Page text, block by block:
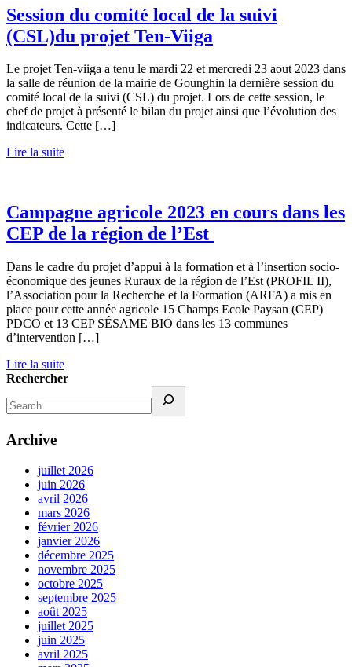
Session du comité local de la suivi
(CSL)du projet Ten-Viiga
Le projet Ten-viiga a tenu le mardi 22 et mercredi 23 aout 2023 dans
la salle de réunion de la mairie de Gounghin la dernière session du
comité local de la suivi (CSL) du projet. Lors de cette session, le
chef de projet à présenté le bilan du projet ainsi que l’évolution des
indicateurs. Cette […]
Lire la suite
Campagne agricole 2023 en cours dans les
CEP de la région de l’Est
Dans le cadre du projet d’appui à la formation et à l’insertion socio-
économique des jeunes Ruraux de la région de l’Est (PROFIL II),
l’Association pour la Recherche et la Formation (ARFA) a mis en
place pour cette année agricole 15 Champs Ecole Paysan (CEP)
PDCO et 13 CEP SÉSAME BIO dans les 13 communes
d’intervention […]
Lire la suite
Rechercher
Archive
juillet 2026
juin 2026
avril 2026
mars 2026
février 2026
janvier 2026
décembre 2025
novembre 2025
octobre 2025
septembre 2025
août 2025
juillet 2025
juin 2025
avril 2025